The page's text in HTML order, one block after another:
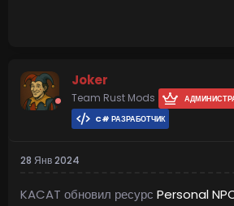
Joker
Team Rust Mods
C# РАЗРАБОТЧИК
28 Янв 2024
KACAT обновил ресурс Personal